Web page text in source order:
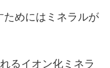
ためにはミネラルが
るイオン化ミネラ